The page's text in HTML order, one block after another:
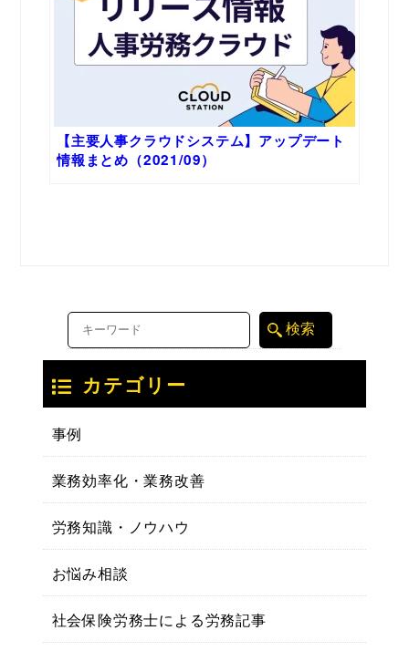
【主要人事クラウドシステム】アップデート
情報まとめ（2021/09）
カテゴリー
事例
業務効率化・業務改善
労務知識・ノウハウ
お悩み相談
社会保険労務士による労務記事